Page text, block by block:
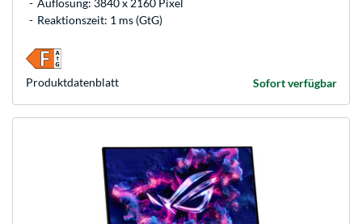
Auflösung: 3840 x 2160 Pixel
Reaktionszeit: 1 ms (GtG)
Sofort verfügbar
Produkt­datenblatt